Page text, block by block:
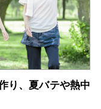
り、夏バテや熱中